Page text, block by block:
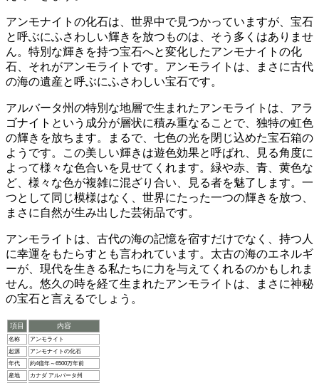
アンモナイトの化石は、世界中で見つかっていますが、宝石
と呼ぶにふさわしい輝きを放つものは、そう多くはありませ
ん。特別な輝きを持つ宝石へと変化したアンモナイトの化
石 、それがアンモライトです。アンモライトは、まさに古代
の海の遺産と呼ぶにふさわしい宝石です。
アルバータ州の特別な地層で生まれたアンモライトは、 アラ
ゴナイトという成分が層状に積み重なることで、独特の虹色
の輝きを放ちます。まるで、七色の光を閉じ込めた宝石箱の
ようです。この美しい輝きは遊色効果と呼ばれ、見る角度に
よって様々な色合いを見せてくれます。緑や赤、青、黄色な
ど、 様々な色が複雑に混ざり合い 、見る者を魅了します。一
つとして同じ模様はなく、世界にたった一つの輝きを放つ、
まさに自然が生み出した芸術品です。
アンモライトは、古代の海の記憶を宿すだけでなく、 持つ人
に幸運をもたらすとも言われています。太古の海のエネルギ
ーが、現代を生きる私たちに力を与えてくれるのかもしれま
せん。悠久の時を経て生まれたアンモライトは、まさに神秘
の宝石と言えるでしょう。
項目 内容
名称
アンモライト
起源
アンモナイトの化石
年代
約4億年～6500万年前
産地
カナダ アルバータ州